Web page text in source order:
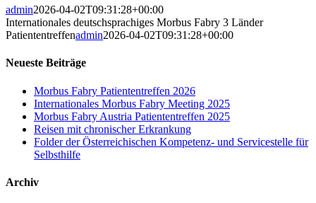
admin2026-04-02T09:31:28+00:00
Internationales deutschsprachiges Morbus Fabry 3 Länder
Patiententreffenadmin2026-04-02T09:31:28+00:00
Neueste Beiträge
Morbus Fabry Patiententreffen 2026
Internationales Morbus Fabry Meeting 2025
Morbus Fabry Austria Patiententreffen 2025
Reisen mit chronischer Erkrankung
Folder der Österreichischen Kompetenz- und Servicestelle für
Selbsthilfe
Archiv